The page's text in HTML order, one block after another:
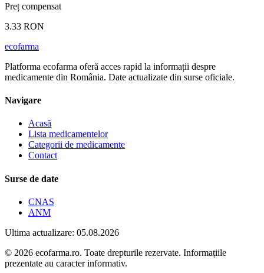
Preț compensat
3.33 RON
ecofarma
Platforma ecofarma oferă acces rapid la informații despre
medicamente din România. Date actualizate din surse oficiale.
Navigare
Acasă
Lista medicamentelor
Categorii de medicamente
Contact
Surse de date
CNAS
ANM
Ultima actualizare: 05.08.2026
© 2026 ecofarma.ro. Toate drepturile rezervate. Informațiile
prezentate au caracter informativ.